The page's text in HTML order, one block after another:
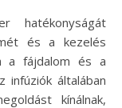
hatékonyságát
és a kezelés
a fájdalom és a
infúziók általában
kínálnak,